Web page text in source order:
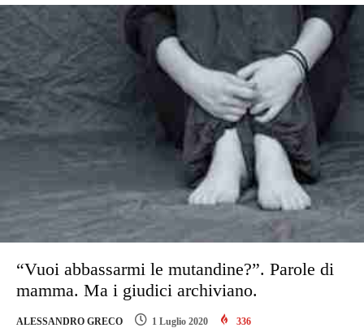
“Vuoi abbassarmi le mutandine?”. Parole di
mamma. Ma i giudici archiviano.
ALESSANDRO GRECO 1 Luglio 2020 336